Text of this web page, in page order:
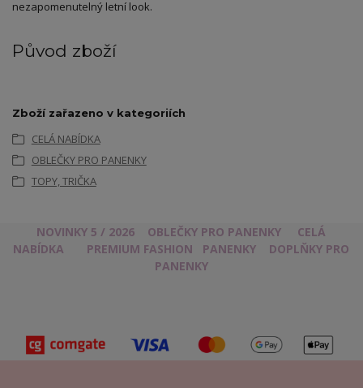
nezapomenutelný letní look.
Původ zboží
Zboží zařazeno v kategoriích
CELÁ NABÍDKA
OBLEČKY PRO PANENKY
TOPY, TRIČKA
NOVINKY 5 / 2026 OBLEČKY PRO PANENKY
CELÁ
NABÍDKA
PREMIUM FASHION PANENKY
DOPLŇKY PRO
PANENKY